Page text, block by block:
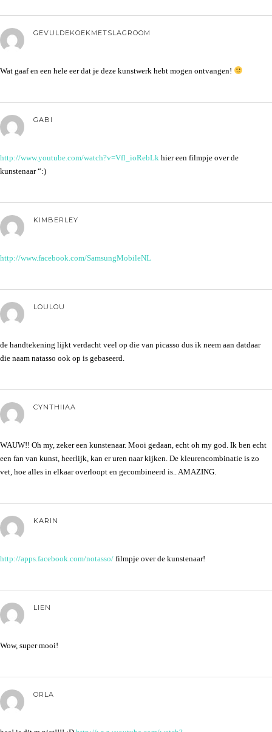
GEVULDEKOEKMETSLAGROOM
Wat gaaf en een hele eer dat je deze kunstwerk hebt mogen ontvangen!
GABI
http://www.youtube.com/watch?v=Vfl_ioRebLk hier een filmpje over de
kunstenaar “:)
KIMBERLEY
http://www.facebook.com/SamsungMobileNL
LOULOU
de handtekening lijkt verdacht veel op die van picasso dus ik neem aan datdaar
die naam natasso ook op is gebaseerd.
CYNTHIIAA
WAUW!! Oh my, zeker een kunstenaar. Mooi gedaan, echt oh my god. Ik ben echt
een fan van kunst, heerlijk, kan er uren naar kijken. De kleurencombinatie is zo
vet, hoe alles in elkaar overloopt en gecombineerd is.. AMAZING.
KARIN
http://apps.facebook.com/notasso/ filmpje over de kunstenaar!
LIEN
Wow, super mooi!
ORLA